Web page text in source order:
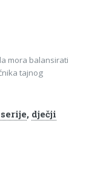
mora balansirati
tajnog
, dječji